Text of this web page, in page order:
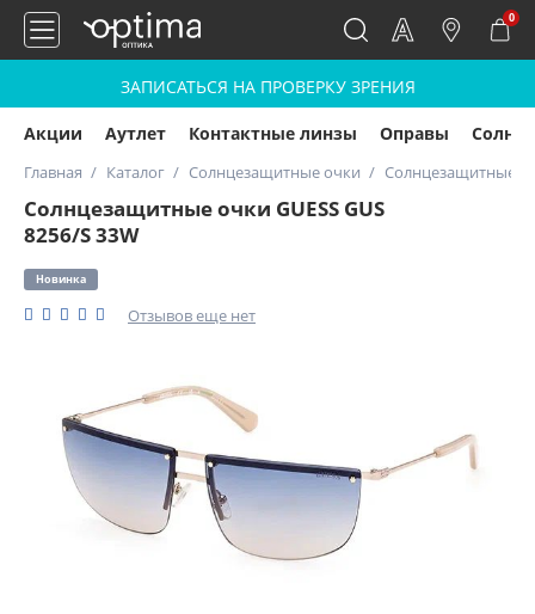
0
ЗАПИСАТЬСЯ НА ПРОВЕРКУ ЗРЕНИЯ
Акции Аутлет Контактные линзы Оправы
Главная Каталог Солнцезащитные очки Солнцезащитные
Солнцезащитные очки GUESS GUS
8256/S 33W
Новинка
Отзывов еще нет